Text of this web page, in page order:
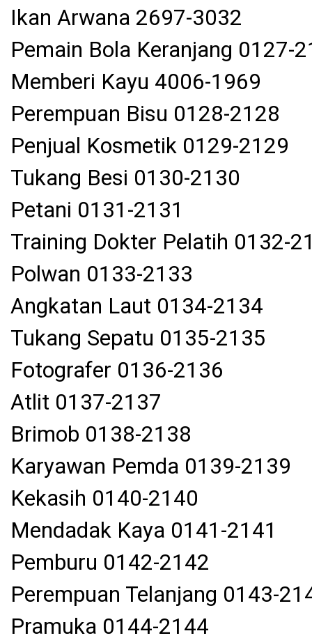
Ikan Arwana 2697-3032
Pemain Bola Keranjang 0127-
Memberi Kayu 4006-1969
Perempuan Bisu 0128-2128
Penjual Kosmetik 0129-2129
Tukang Besi 0130-2130
Petani 0131-2131
Training Dokter Pelatih 0132-
Polwan 0133-2133
Angkatan Laut 0134-2134
Tukang Sepatu 0135-2135
Fotografer 0136-2136
Atlit 0137-2137
Brimob 0138-2138
Karyawan Pemda 0139-2139
Kekasih 0140-2140
Mendadak Kaya 0141-2141
Pemburu 0142-2142
Perempuan Telanjang 0143-
Pramuka 0144-2144